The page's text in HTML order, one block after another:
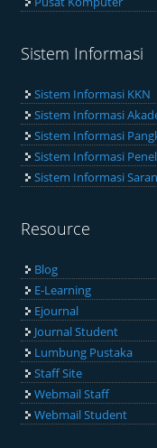
Sistem Informasi
Sistem Informasi KKN
Sistem Informasi
Sistem Informasi
Sistem Informasi
Sistem Informasi
Resource
Blog
E-Learning
Ejournal
Journal Student
Lumbung Pustaka
Staff Site
Webmail Staff
Webmail Student